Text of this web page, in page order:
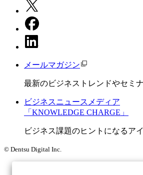
メールマガジン
最新のビジネストレンドやセミ
ビジネスニュースメディア
「KNOWLEDGE CHARGE」
ビジネス課題のヒントになるア
© Dentsu Digital Inc.